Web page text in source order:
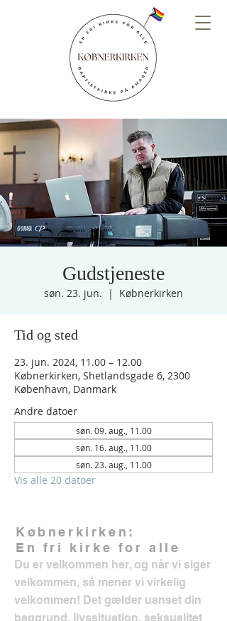
Gudstjeneste
søn. 23. jun.
  |
Købnerkirken
Tid og sted
23. jun. 2024, 11.00 – 12.00
Købnerkirken, Shetlandsgade 6, 2300
København, Danmark
Andre datoer
søn. 09. aug., 11.00
søn. 16. aug., 11.00
søn. 23. aug., 11.00
Vis alle 20 datoer
Købnerkirken:
En fri kirke for alle
Du er velkommen her, og når vi siger
velkommen, så mener vi virkelig
velkommen! Det gælder uanset din
baggrund, livssituation, seksualitet